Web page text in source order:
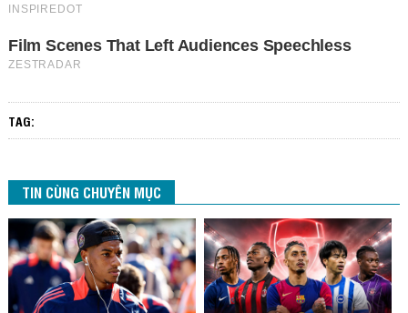
TAG:
TIN CÙNG CHUYÊN MỤC